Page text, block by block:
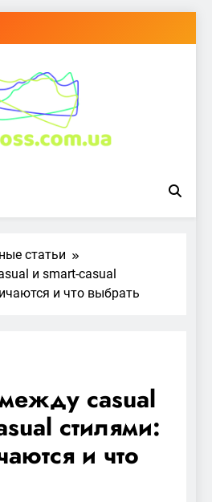
статьи
и smart-casual
и что выбрать
casual
стилями:
и что